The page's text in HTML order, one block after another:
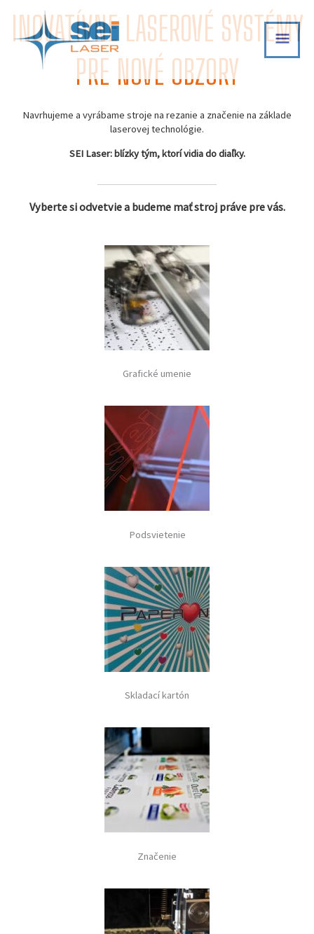
content
INOVATÍVNE LASEROVÉ SYSTÉMY
PRE NOVÉ OBZORY
Navrhujeme a vyrábame stroje na rezanie a značenie na základe
laserovej technológie.
SEI Laser: blízky tým, ktorí vidia do diaľky.
Vyberte si odvetvie a budeme mať stroj práve pre vás.
Grafické umenie
Podsvietenie
Skladací kartón
Značenie